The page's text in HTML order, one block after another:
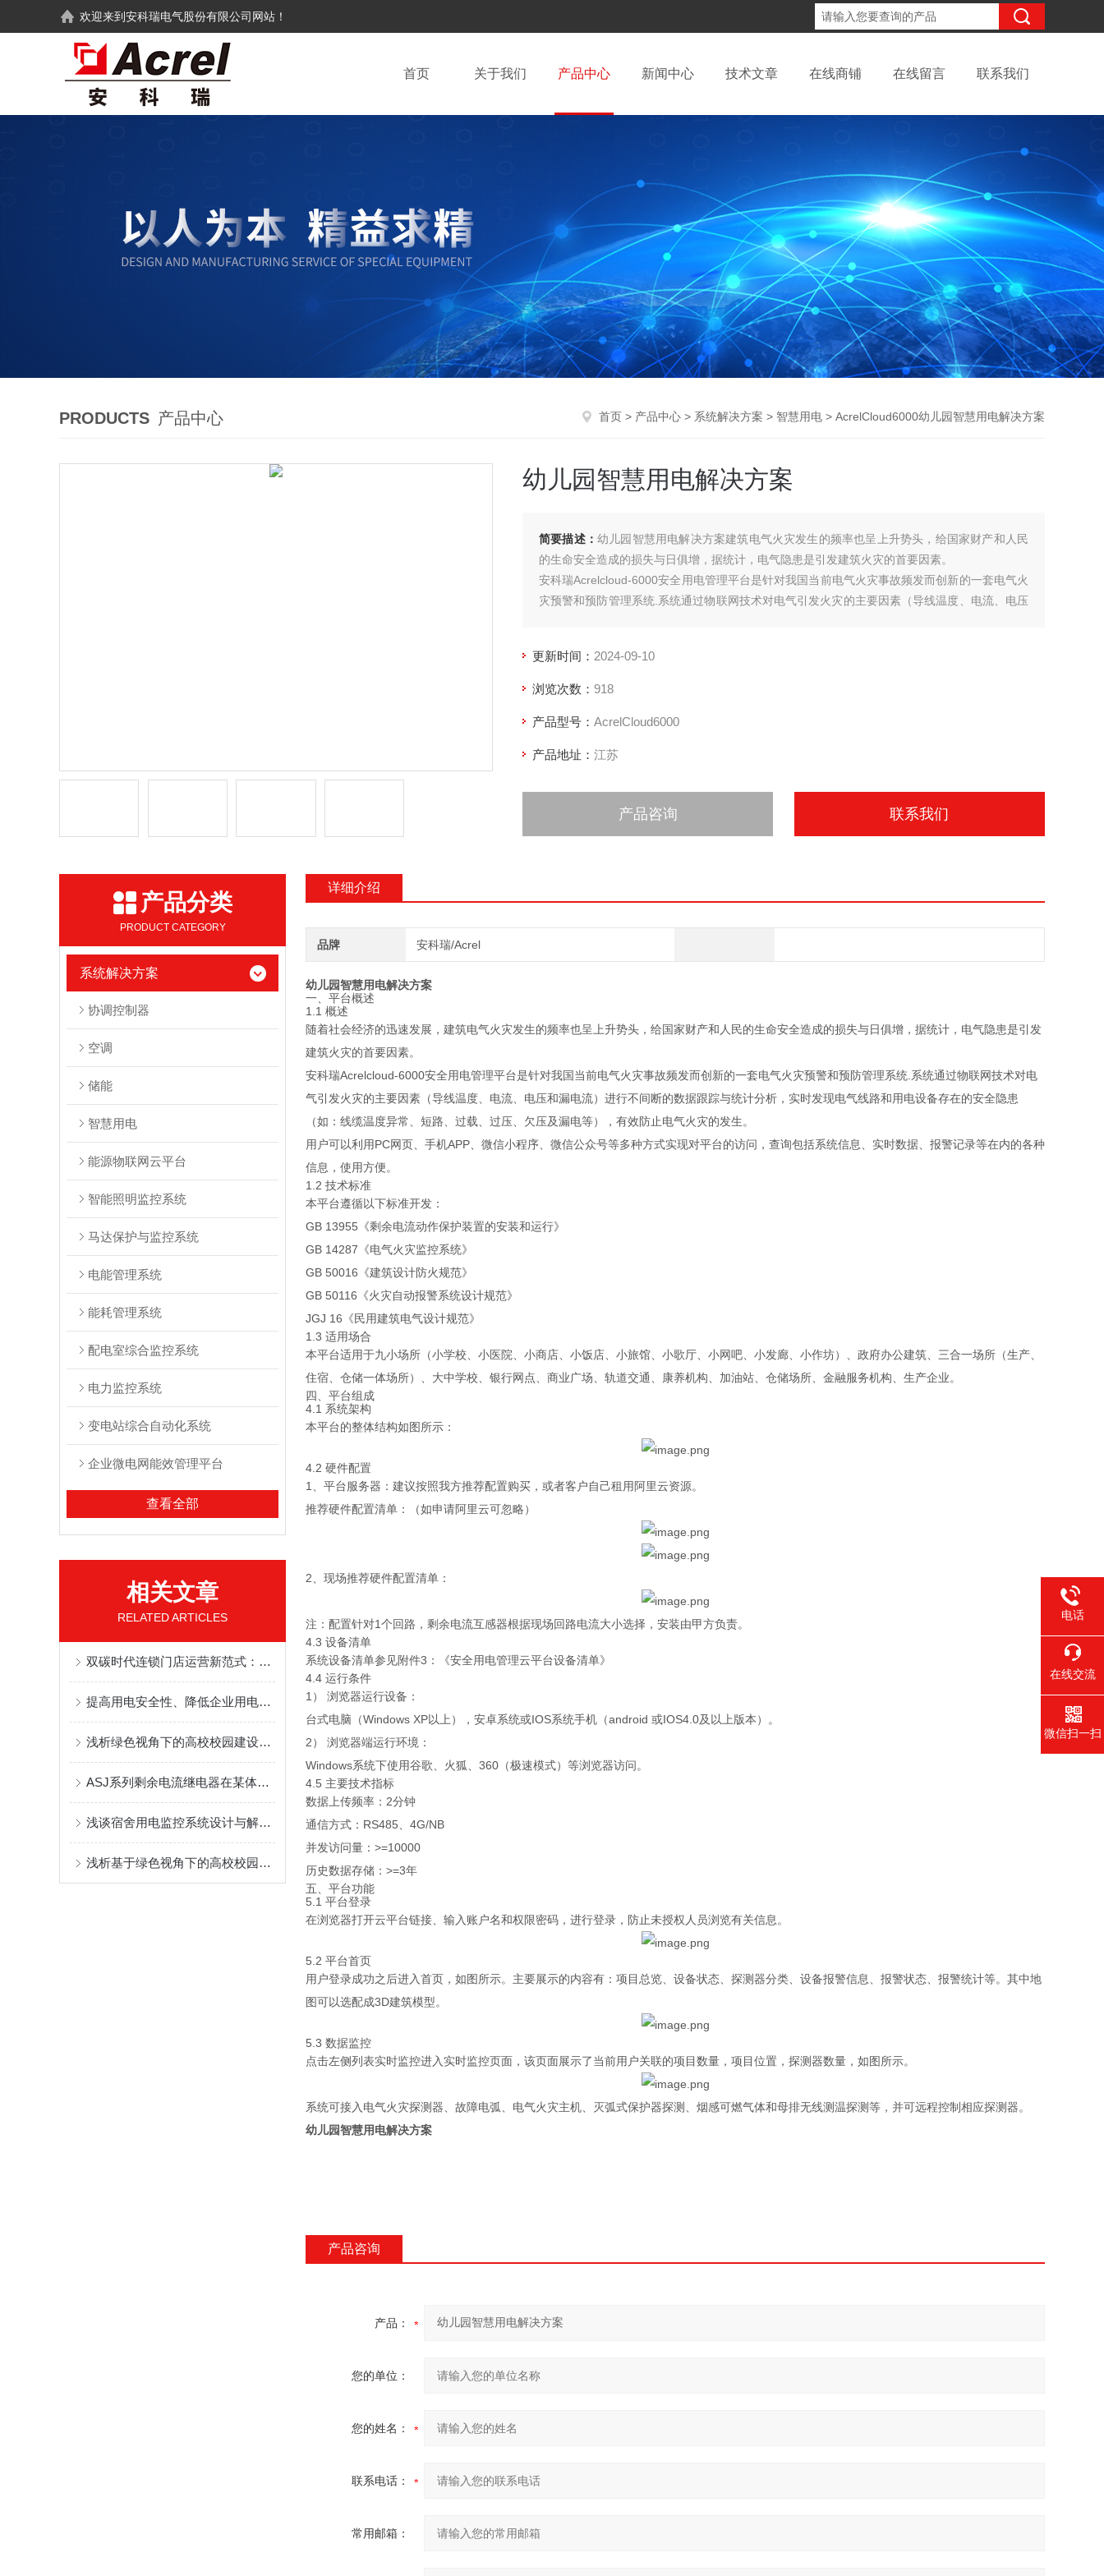
欢迎来到安科瑞电气股份有限公司 网站！
首页 关于我们 产品中心 新闻中心 技术文章 在线商铺 在线留言 联系我们
PRODUCTS 产品中心 首页 > 产品中心 > 系统解决方案 > 智慧用电 > AcrelCloud6000幼儿园智慧用电解决方案
幼儿园智慧用电解决方案
简要描述： 幼儿园智慧用电解决方案建筑电气火灾发生的频率也呈上升势头，给国家财产和人民
的生命安全造成的损失与日俱增，据统计，电气隐患是引发建筑火灾的首要因素。
安科瑞Acrelcloud-6000安全用电管理平台是针对我国当前电气火灾事故频发而创新的一套电气火
灾预警和预防管理系统.系统通过物联网技术对电气引发火灾的主要因素（导线温度、电流、电压
更新时间： 2024-09-10
浏览次数： 918
产品型号： AcrelCloud6000
产品地址： 江苏
产品咨询 联系我们
产品分类
PRODUCT CATEGORY
系统解决方案
协调控制器
空调
储能
智慧用电
能源物联网云平台
智能照明监控系统
马达保护与监控系统
电能管理系统
能耗管理系统
配电室综合监控系统
电力监控系统
变电站综合自动化系统
企业微电网能效管理平台
查看全部
相关文章
RELATED ARTICLES
双碳时代连锁门店运营新范式：安全用电标准化+能耗管理数字化
提高用电安全性、降低企业用电成本——智慧用电管理解决方案
浅析绿色视角下的高校校园建设及能耗分析
ASJ系列剩余电流继电器在某体育场馆项目的应用
浅谈宿舍用电监控系统设计与解决方案
浅析基于绿色视角下的高校校园建设及能耗分析
详细介绍
品牌 安科瑞/Acrel
幼儿园智慧用电解决方案
一、平台概述
1.1 概述
随着社会经济的迅速发展，建筑电气火灾发生的频率也呈上升势头，给国家财产和人民的生命安全造成的损失与日俱增，据统计，电气隐患是引发
建筑火灾的首要因素。
安科瑞Acrelcloud-6000安全用电管理平台是针对我国当前电气火灾事故频发而创新的一套电气火灾预警和预防管理系统.系统通过物联网技术对电
气引发火灾的主要因素（导线温度、电流、电压和漏电流）进行不间断的数据跟踪与统计分析，实时发现电气线路和用电设备存在的安全隐患
（如：线缆温度异常、短路、过载、过压、欠压及漏电等），有效防止电气火灾的发生。
用户可以利用PC网页、手机APP、微信小程序、微信公众号等多种方式实现对平台的访问，查询包括系统信息、实时数据、报警记录等在内的各种
信息，使用方便。
1.2 技术标准
本平台遵循以下标准开发：
GB 13955《剩余电流动作保护装置的安装和运行》
GB 14287《电气火灾监控系统》
GB 50016《建筑设计防火规范》
GB 50116《火灾自动报警系统设计规范》
JGJ 16《民用建筑电气设计规范》
1.3 适用场合
本平台适用于九小场所（小学校、小医院、小商店、小饭店、小旅馆、小歌厅、小网吧、小发廊、小作坊）、政府办公建筑、三合一场所（生产、
住宿、仓储一体场所）、大中学校、银行网点、商业广场、轨道交通、康养机构、加油站、仓储场所、金融服务机构、生产企业。
四、平台组成
4.1 系统架构
本平台的整体结构如图所示：
4.2 硬件配置
1、平台服务器：建议按照我方推荐配置购买，或者客户自己租用阿里云资源。
推荐硬件配置清单：（如申请阿里云可忽略）
2、现场推荐硬件配置清单：
注：配置针对1个回路，剩余电流互感器根据现场回路电流大小选择，安装由甲方负责。
4.3 设备清单
系统设备清单参见附件3：《安全用电管理云平台设备清单》
4.4 运行条件
1） 浏览器运行设备：
台式电脑（Windows XP以上），安卓系统或IOS系统手机（android 或IOS4.0及以上版本）。
2） 浏览器端运行环境：
Windows系统下使用谷歌、火狐、360（极速模式）等浏览器访问。
4.5 主要技术指标
数据上传频率：2分钟
通信方式：RS485、4G/NB
并发访问量：>=10000
历史数据存储：>=3年
五、平台功能
5.1 平台登录
在浏览器打开云平台链接、输入账户名和权限密码，进行登录，防止未授权人员浏览有关信息。
5.2 平台首页
用户登录成功之后进入首页，如图所示。主要展示的内容有：项目总览、设备状态、探测器分类、设备报警信息、报警状态、报警统计等。其中地
图可以选配成3D建筑模型。
5.3 数据监控
点击左侧列表实时监控进入实时监控页面，该页面展示了当前用户关联的项目数量，项目位置，探测器数量，如图所示。
系统可接入电气火灾探测器、故障电弧、电气火灾主机、灭弧式保护器探测、烟感可燃气体和母排无线测温探测等，并可远程控制相应探测器。
幼儿园智慧用电解决方案
产品咨询
产品：
您的单位：
您的姓名：
联系电话：
常用邮箱：
电话
在线交流
微信扫一扫